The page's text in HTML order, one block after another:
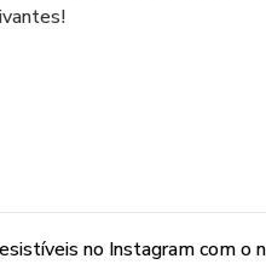
no Instagram com o